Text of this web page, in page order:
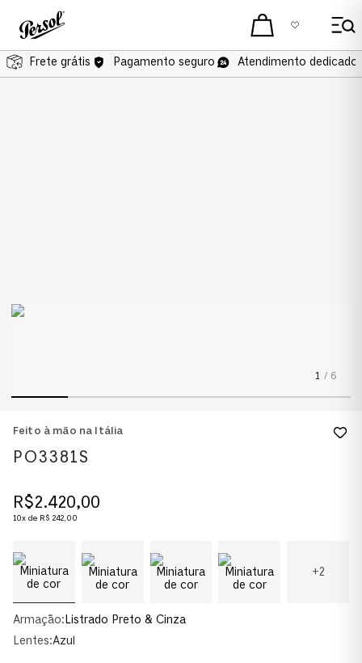
Frete grátis Pagamento seguro Atendimento dedicado
1 / 6
Feito à mão na Itália
PO3381S
R$2.420,00
10x de R$ 242,00
+2
Armação: Listrado Preto & Cinza
Lentes:Azul